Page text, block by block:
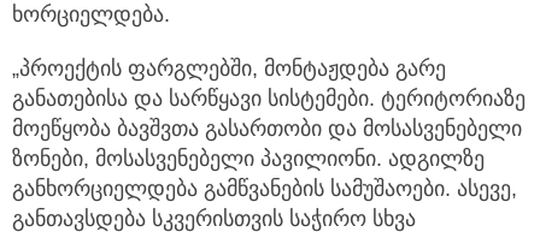
ხორციელდება.
„პროექტის ფარგლებში, მონტაჟდება გარე
განათებისა და სარწყავი სისტემები. ტერიტორიაზე
მოეწყობა ბავშვთა გასართობი და მოსასვენებელი
ზონები, მოსასვენებელი პავილიონი. ადგილზე
განხორციელდება გამწვანების სამუშაოები. ასევე,
განთავსდება სკვერისთვის საჭირო სხვა